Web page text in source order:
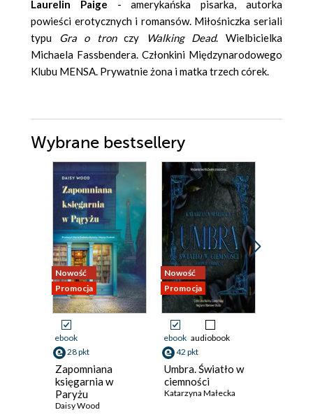
Laurelin Paige - amerykańska pisarka, autorka
powieści erotycznych i romansów. Miłośniczka seriali
typu Gra o tronczy Walking Dead. Wielbicielka
Michaela Fassbendera. Członkini Międzynarodowego
Klubu MENSA. Prywatnie żona i matka trzech córek.
Wybrane bestsellery
Nowość
Promocja
ebook
28 pkt
Zapomniana
księgarnia w
Paryżu
Daisy Wood
Nowość
Promocja
ebook audiobook
42 pkt
Umbra. Światło w
ciemności
Katarzyna Małecka